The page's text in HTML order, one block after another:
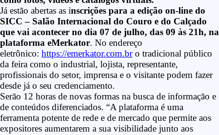
Já estão abertas as inscrições para a edição on-line do
SICC – Salão Internacional do Couro e do Calçado
que vai acontecer no dia 07 de julho, das 09 às 21h, na
plataforma eMerkator. No endereço
eletrônico: https://emerkator.com.bro tradicional público
da feira como o industrial, lojista, representante,
profissionais do setor, imprensa e o visitante podem fazer
desde já o seu credenciamento.
Serão 12 horas de novas formas na busca de informação e
de conteúdos diferenciados. “A plataforma é uma
ferramenta potente de rede e de mercado que permite aos
expositores aumentarem a sua visibilidade junto aos